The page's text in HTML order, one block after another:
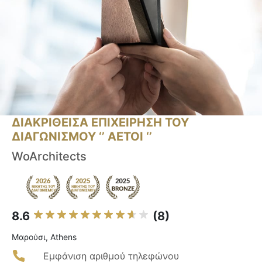
ΔΙΑΚΡΙΘΕΙΣΑ ΕΠΙΧΕΙΡΗΣΗ ΤΟΥ
ΔΙΑΓΩΝΙΣΜΟΥ ‘’ ΑΕΤΟΙ ‘’
WoArchitects
8.6 (8)
Μαρούσι, Athens
Εμφάνιση αριθμού τηλεφώνου